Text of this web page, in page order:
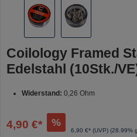
Coilology Framed
Edelstahl (10Stk./
Widerstand: 0,26 Ohm
4,90 €* %
6,90 €* (UVP) (28.99%